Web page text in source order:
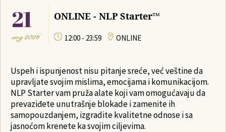
21
avg2026
ONLINE - NLP Starter™
12:00 - 23:59 ONLINE
Uspeh i ispunjenost nisu pitanje sreće, već veštine da
upravljate svojim mislima, emocijama i komunikacijom.
NLP Starter vam pruža alate koji vam omogućavaju da
prevaziđete unutrašnje blokade i zamenite ih
samopouzdanjem, izgradite kvalitetne odnose i sa
jasnoćom krenete ka svojim ciljevima.